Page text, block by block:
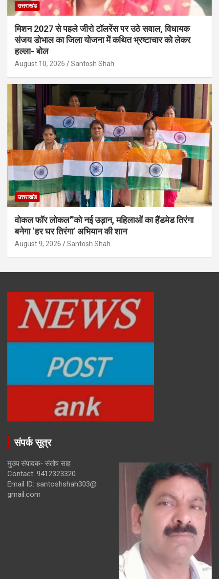
उत्तराखंड
मिशन 2027 से पहले जीरो टॉलरेंस पर उठे सवाल, विधायक
संजय डोभाल का जिला योजना में कथित भ्रष्टाचार को लेकर
हल्ला- बोल
August 10, 2026 Santosh Shah
उत्तराखंड
वोकल फॉर लोकल'”को नई उड़ान, महिलाओं का हैंडमेड तिरंगा
बनेगा ‘हर घर तिरंगा’ अभियान की शान
August 9, 2026 Santosh Shah
संपर्क सूत्र
मुख्य संपादक- संतोष साह
Contact: 9412323320
Email ID: santoshshah303@
gmail.com